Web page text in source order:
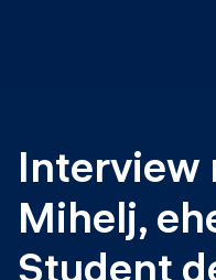
VOLLZEITPROGRAMME
Data Science
Web-Entwicklung
Weiterbildung /
Interview
Mihelj,
Student